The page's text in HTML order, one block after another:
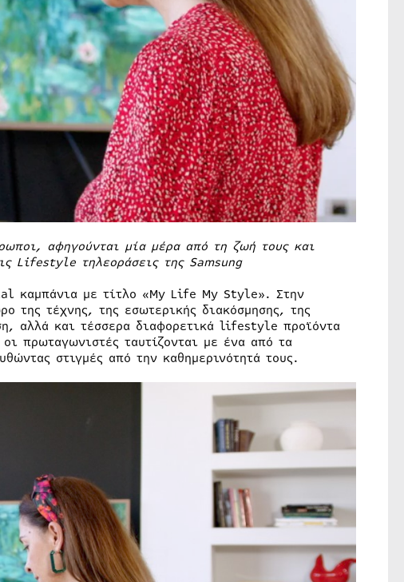
αφηγούνται μία μέρα από τη ζωή τους και
Lifestyle τηλεοράσεις της Samsung
καμπάνια με τίτλο «My Life My Style». Στην
της τέχνης, της εσωτερικής διακόσμησης, της
αλλά και τέσσερα διαφορετικά lifestyle προϊόντα
πρωταγωνιστές ταυτίζονται με ένα από τα
στιγμές από την καθημερινότητά τους.